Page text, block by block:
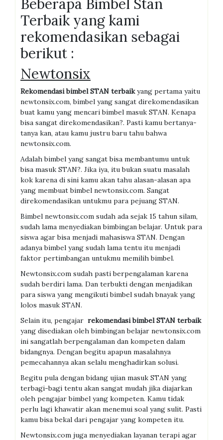
Beberapa Bimbel Stan
Terbaik yang kami
rekomendasikan sebagai
berikut :
Newtonsix
RekomendasibimbelSTAN terbaikyang pertama yaitu
newtonsix.com, bimbel yang sangat direkomendasikan
buat kamu yang mencari bimbel masuk STAN. Kenapa
bisa sangat direkomendasikan?. Pasti kamu bertanya-
tanya kan, atau kamu justru baru tahu bahwa
newtonsix.com.
Adalah bimbel yang sangat bisa membantumu untuk
bisa masuk STAN?. Jika iya, itu bukan suatu masalah
kok karena di sini kamu akan tahu alasan-alasan apa
yang membuat bimbel newtonsix.com. Sangat
direkomendasikan untukmu para pejuang STAN.
Bimbel newtonsix.com sudah ada sejak 15 tahun silam,
sudah lama menyediakan bimbingan belajar. Untuk para
siswa agar bisa menjadi mahasiswa STAN. Dengan
adanya bimbel yang sudah lama tentu itu menjadi
faktor pertimbangan untukmu memilih bimbel.
Newtonsix.com sudah pasti berpengalaman karena
sudah berdiri lama. Dan terbukti dengan menjadikan
para siswa yang mengikuti bimbel sudah bnayak yang
lolos masuk STAN.
Selain itu, pengajar rekomendasi bimbelSTAN terbaik
yang disediakan oleh bimbingan belajar newtonsix.com
ini sangatlah berpengalaman dan kompeten dalam
bidangnya. Dengan begitu apapun masalahnya
pemecahannya akan selalu menghadirkan solusi.
Begitu pula dengan bidang ujian masuk STAN yang
terbagi-bagi tentu akan sangat mudah jika diajarkan
oleh pengajar bimbel yang kompeten. Kamu tidak
perlu lagi khawatir akan menemui soal yang sulit. Pasti
kamu bisa bekal dari pengajar yang kompeten itu.
Newtonsix.com juga menyediakan layanan terapi agar